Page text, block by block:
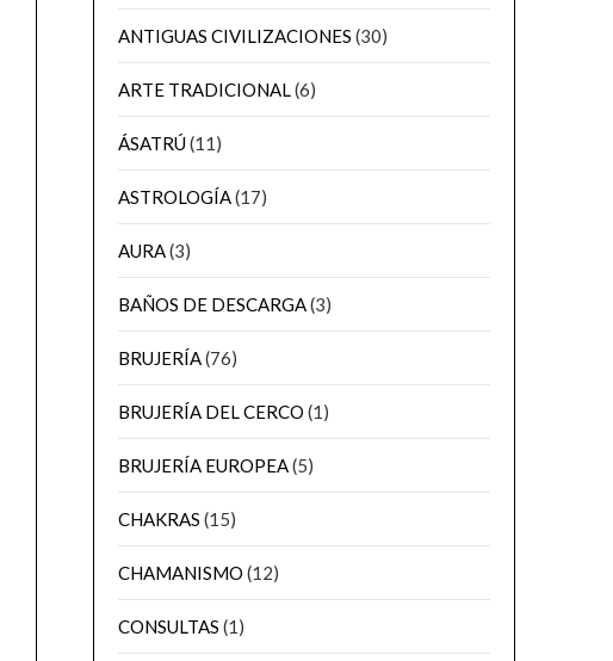
ANTIGUAS CIVILIZACIONES (30)
ARTE TRADICIONAL(6)
ÁSATRÚ(11)
ASTROLOGÍA(17)
AURA(3)
BAÑOS DE DESCARGA(3)
BRUJERÍA(76)
BRUJERÍA DEL CERCO (1)
BRUJERÍA EUROPEA(5)
CHAKRAS (15)
CHAMANISMO (12)
CONSULTAS (1)